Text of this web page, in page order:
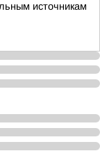
источникам